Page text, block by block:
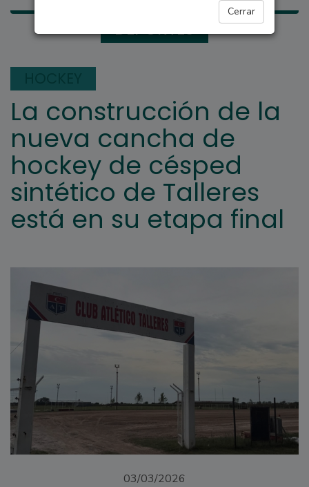
Cerrar
DEPORTES
La construcción de la
nueva cancha de
hockey de césped
sintético de Talleres
está en su etapa final
03/03/2026